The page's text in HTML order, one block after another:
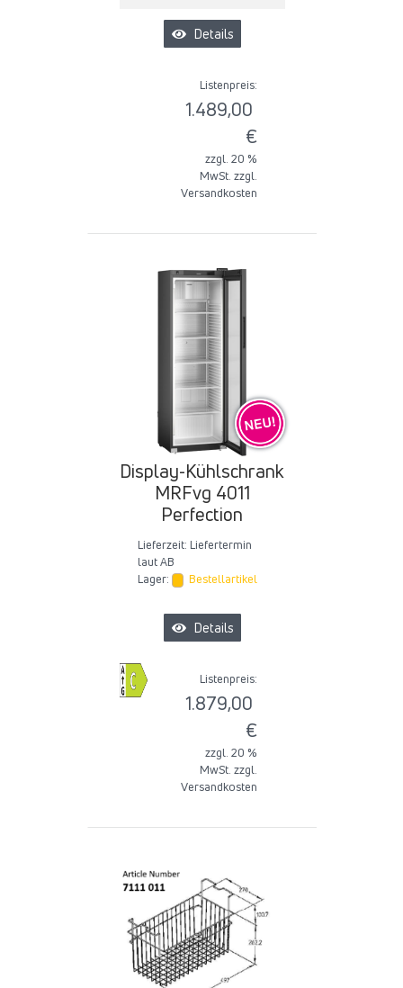
Details
Listenpreis:
1.489,00
€
zzgl. 20 %
MwSt. zzgl.
Versandkosten
Display-Kühlschrank
MRFvg 4011
Perfection
Lieferzeit: Liefertermin
laut AB
Lager:
Bestellartikel
Details
Listenpreis:
1.879,00
€
zzgl. 20 %
MwSt. zzgl.
Versandkosten